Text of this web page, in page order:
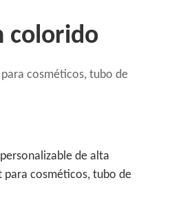
colorido
cosméticos, tubo de
de alta
cosméticos, tubo de